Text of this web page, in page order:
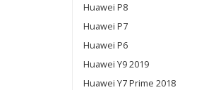
Huawei P8
Huawei P7
Huawei P6
Huawei Y9 2019
Huawei Y7 Prime 2018